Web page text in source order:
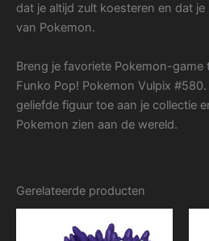
dat je altijd zult koesteren en dat
van Pokemon.
Breng je favoriete Pokemon-
Funko Pop! Pokemon Vulpix
geliefde figuur toe aan je collectie
Pokemon zien aan de wereld.
Gerelateerde producten